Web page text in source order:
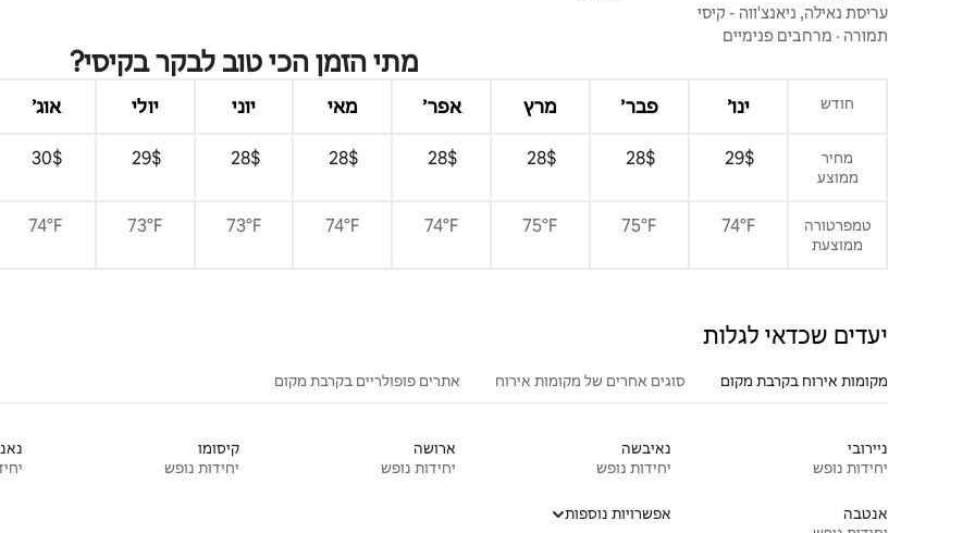
עריסת נאילה, ניאנצ'ווה - קיסי
תמורה · מרחבים פנימיים
מתי הזמן הכי טוב לבקר בקיסי?
חודש ינו׳ פבר׳ מרץ אפר׳ מאי יוני יולי אוג׳
מחיר
ממוצע
$‏29 ‏
$‏28 ‏
$‏28 ‏
$‏28 ‏
$‏28 ‏
$‏28 ‏
$‏29 ‏
$‏30 ‏
טמפרטורה
ממוצעת
74°F
75°F
75°F
74°F
74°F
73°F
73°F
74°F
יעדים שכדאי לגלות
מקומות אירוח בקרבת מקום סוגים אחרים של מקומות אירוח אתרים פופולריים בקרבת מקום
ניירובי
יחידות נופש
נאיבשה
יחידות נופש
ארושה
יחידות נופש
קיסומו
יחידות נופש
אנטבה
אפשרויות נוספות